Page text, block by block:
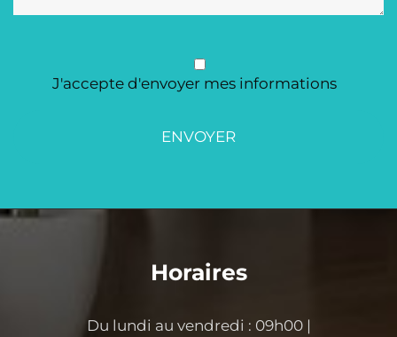
J'accepte d'envoyer mes informations
Horaires
Du lundi au vendredi : 09h00 |